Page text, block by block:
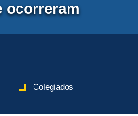
ocorreram
Colegiados